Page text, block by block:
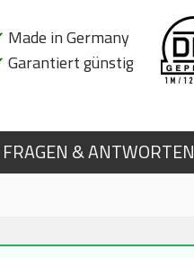
Made in Germany
Garantiert günstig
FRAGEN & ANTWORTEN